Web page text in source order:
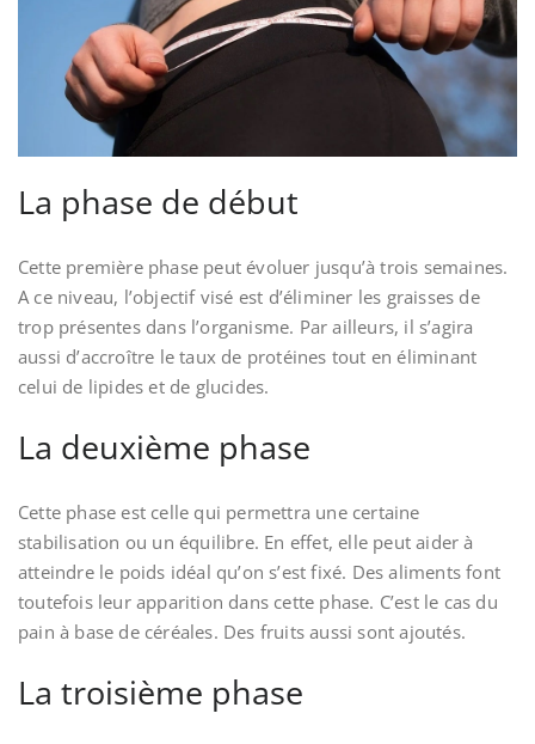
La phase de début
Cette première phase peut évoluer jusqu’à trois semaines.
A ce niveau, l’objectif visé est d’éliminer les graisses de
trop présentes dans l’organisme. Par ailleurs, il s’agira
aussi d’accroître le taux de protéines tout en éliminant
celui de lipides et de glucides.
La deuxième phase
Cette phase est celle qui permettra une certaine
stabilisation ou un équilibre. En effet, elle peut aider à
atteindre le poids idéal qu’on s’est fixé. Des aliments font
toutefois leur apparition dans cette phase. C’est le cas du
pain à base de céréales. Des fruits aussi sont ajoutés.
La troisième phase